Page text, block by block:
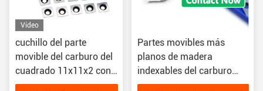
Vídeo
cuchillo del parte
movible del carburo del
cuadrado 11x11x2 con
un cartabón de 30
Partes movibles más
planos de madera
indexables del carburo
con Diamond Shape